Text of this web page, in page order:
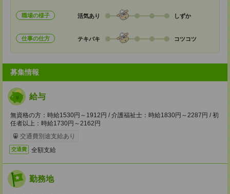
職場の様子 活気あり しずか
仕事の仕方 テキパキ コツコツ
募集情報
給与
無資格の方：時給1530円～1912円 / 介護福祉士：時給1830円～2287円 / 初
任者以上：時給1730円～2162円
交通費別途支給あり
交通費 全額支給
勤務地